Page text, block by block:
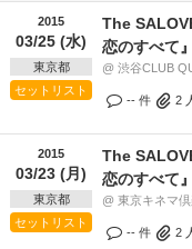
2015
03/25 (水)
東京都
セットリスト
The
恋のすべて』
@ 渋谷CLUB
-- 件 2
2015
03/23 (月)
東京都
セットリスト
The
恋のすべて』
@ 東京キネマ
-- 件 2